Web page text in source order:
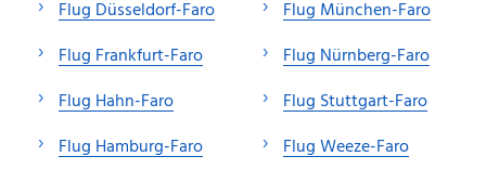
Flug Düsseldorf-Faro
Flug Frankfurt-Faro
Flug Hahn-Faro
Flug Hamburg-Faro
Flug München-Faro
Flug Nürnberg-Faro
Flug Stuttgart-Faro
Flug Weeze-Faro